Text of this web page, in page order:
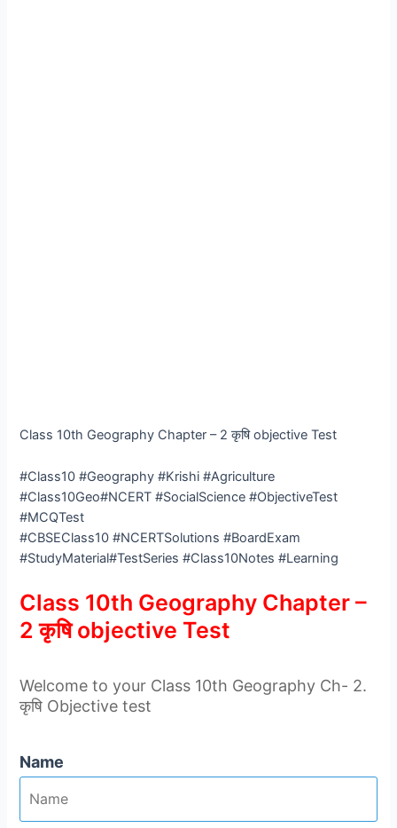
Class 10th Geography Chapter – 2 कृषि objective Test
#Class10 #Geography #Krishi #Agriculture
#Class10Geo#NCERT #SocialScience #ObjectiveTest
#MCQTest
#CBSEClass10 #NCERTSolutions #BoardExam
#StudyMaterial#TestSeries #Class10Notes #Learning
Class 10th Geography Chapter –
2 कृषि objective Test
Welcome to your Class 10th Geography Ch- 2.
कृषि Objective test
Name